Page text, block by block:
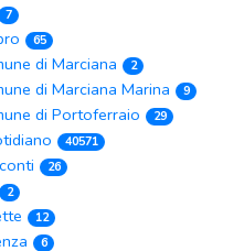
7
65
di Marciana 2
di Marciana Marina 9
di Portoferraio 29
40571
26
2
12
6